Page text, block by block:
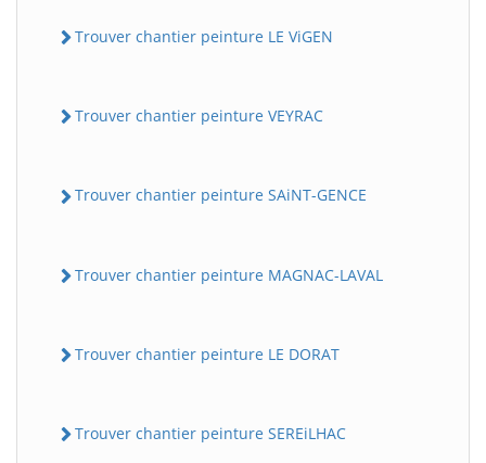
Trouver chantier peinture LE ViGEN
Trouver chantier peinture VEYRAC
Trouver chantier peinture SAiNT-GENCE
Trouver chantier peinture MAGNAC-LAVAL
Trouver chantier peinture LE DORAT
Trouver chantier peinture SEREiLHAC